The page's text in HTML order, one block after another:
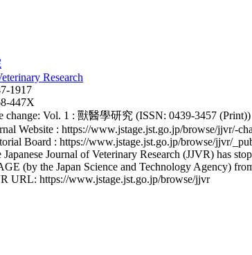
Research
1917
447X
change: Vol. 1 : 獸醫學研究 (ISSN: 0439-3457 (Print))
Website : https://www.jstage.jst.go.jp/browse/jjvr/-
Board : https://www.jstage.jst.go.jp/browse/jjvr/
Japanese Journal of Veterinary Research (JJVR) has
(by the Japan Science and Technology Agency)
URL: https://www.jstage.jst.go.jp/browse/jjvr